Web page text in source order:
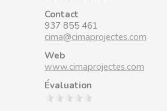
Contact
937 855 461
cima@cimaprojectes.com
Web
www.cimaprojectes.com
Évaluation